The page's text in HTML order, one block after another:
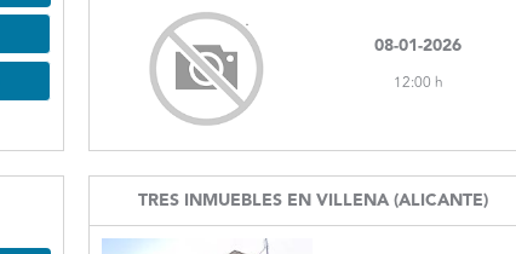
08-01-2026
12:00 h
TRES INMUEBLES EN VILLENA (ALICANTE)